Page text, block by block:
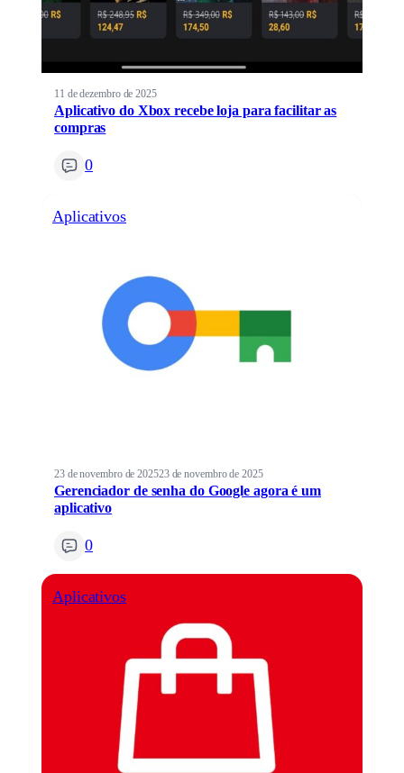
11 de dezembro de 2025
Aplicativo do Xbox recebe loja para facilitar as
compras
0
Aplicativos
23 de novembro de 202523 de novembro de 2025
Gerenciador de senha do Google agora é um
aplicativo
0
Aplicativos